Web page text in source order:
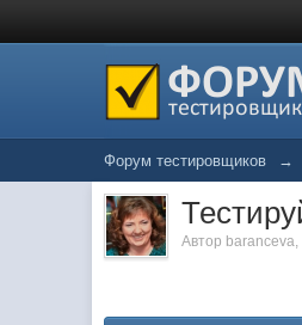
Форум тестировщиков →
Автор baranceva,